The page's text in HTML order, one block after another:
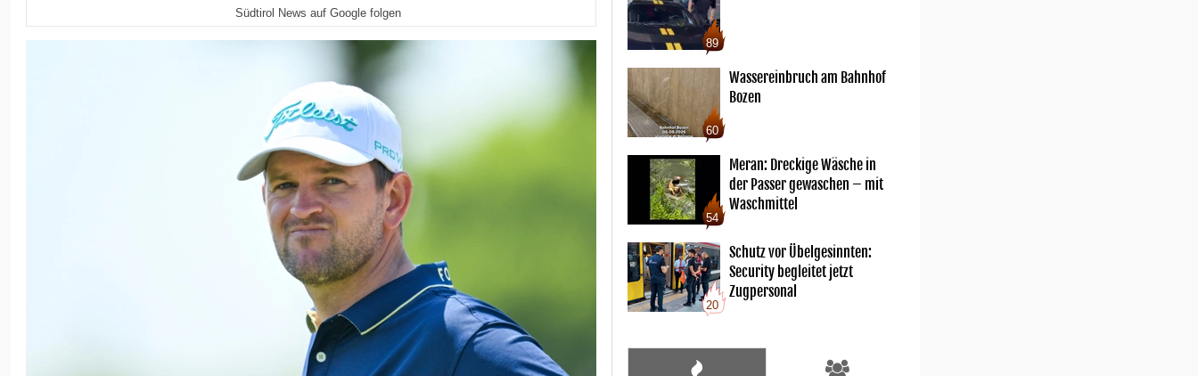
Südtirol News auf Google folgen
89
60
Wassereinbruch am Bahnhof
Bozen
54
Meran: Dreckige Wäsche in
der Passer gewaschen – mit
Waschmittel
20
Schutz vor Übelgesinnten:
Security begleitet jetzt
Zugpersonal